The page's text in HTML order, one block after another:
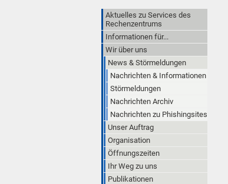
Aktuelles zu Services des
Rechenzentrums
Informationen für...
Wir über uns
News & Störmeldungen
Nachrichten & Informationen
Störmeldungen
Nachrichten Archiv
Nachrichten zu Phishingsites
Unser Auftrag
Organisation
Öffnungszeiten
Ihr Weg zu uns
Publikationen